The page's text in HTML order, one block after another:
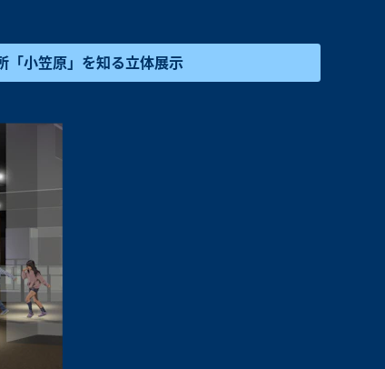
「小笠原」を知る立体展示